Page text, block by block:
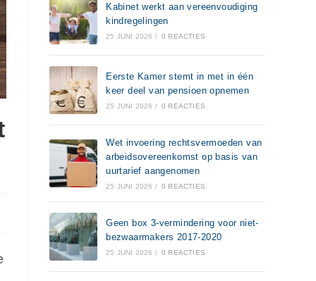
Kabinet werkt aan vereenvoudiging
kindregelingen
25 JUNI 2026 / 0 REACTIES
Eerste Kamer stemt in met in één
keer deel van pensioen opnemen
25 JUNI 2026 / 0 REACTIES
Wet invoering rechtsvermoeden van
arbeidsovereenkomst op basis van
uurtarief aangenomen
25 JUNI 2026 / 0 REACTIES
Geen box 3-vermindering voor niet-
bezwaarmakers 2017-2020
25 JUNI 2026 / 0 REACTIES